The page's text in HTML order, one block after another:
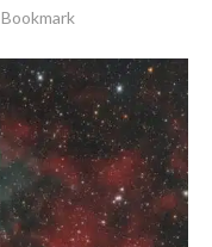
Bookmark